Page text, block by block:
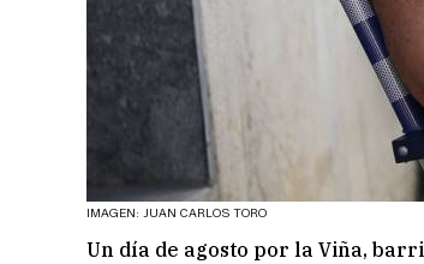
IMAGEN: JUAN CARLOS TORO
Un día de agosto por la Viña,